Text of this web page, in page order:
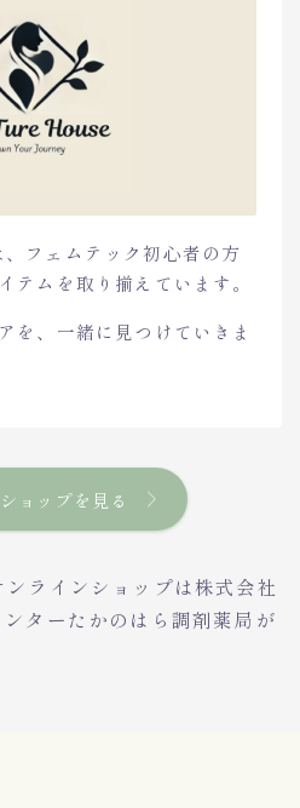
フェムテック初心者の方
テムを取り揃えています。
を、一緒に見つけていきま
ョップを見る
ラインショップは株式会社
ターたかのはら調剤薬局が